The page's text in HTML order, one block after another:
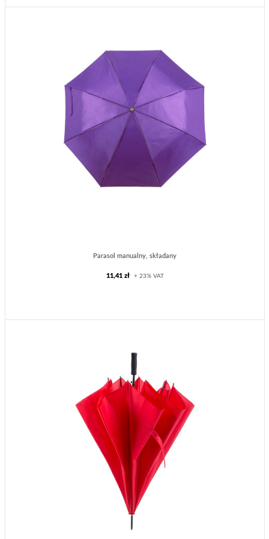
Parasol manualny, składany
11,41 zł + 23% VAT